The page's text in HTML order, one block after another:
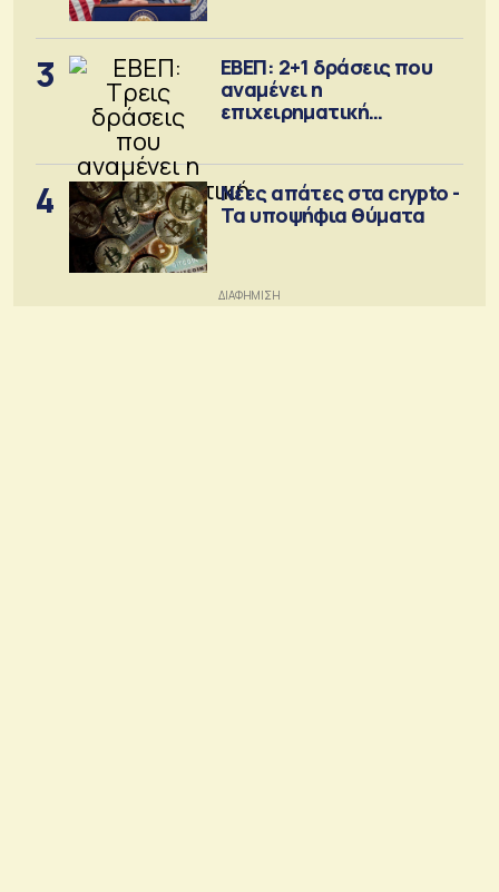
3
ΕΒΕΠ: 2+1 δράσεις που
αναμένει η
επιχειρηματική
4
Νέες απάτες στα crypto -
Τα υποψήφια θύματα